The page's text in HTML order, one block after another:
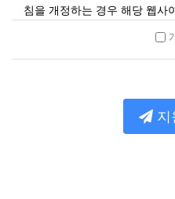
침을 개정하는 경우 해당 웹사
제1조. 개인정보
한 개인정보는 다음의 목적 이
이용 목적이 변경될 시에는 사
지